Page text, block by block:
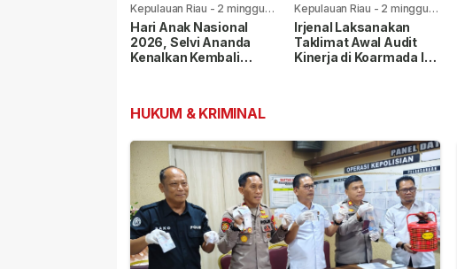
Kepulauan Riau - 2 minggu
yang lalu
Hari Anak Nasional
2026, Selvi Ananda
Kenalkan Kembali
Kepulauan Riau - 2 minggu
yang lalu
Irjenal Laksanakan
Taklimat Awal Audit
Kinerja di Koarmada I,
HUKUM & KRIMINAL